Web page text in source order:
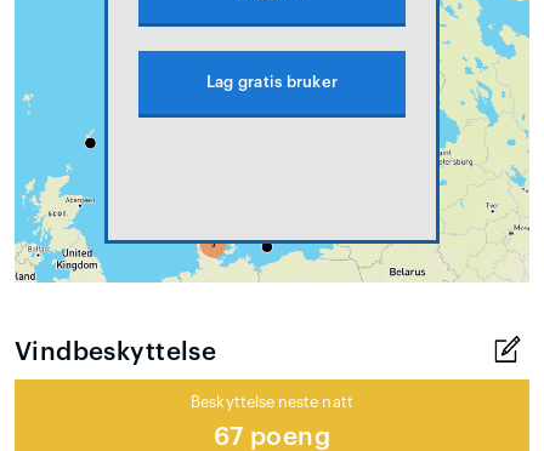
Lag gratis bruker
Vindbeskyttelse
Beskyttelse neste natt
67 poeng